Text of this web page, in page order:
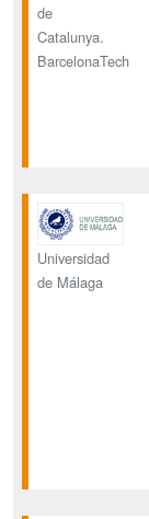
de
Catalunya.
BarcelonaTech
Universidad
de Málaga